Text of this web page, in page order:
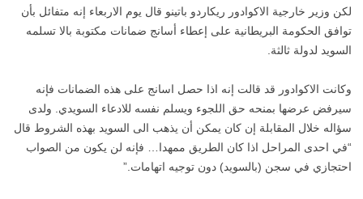
لكن وزير خارجية الاكوادور ريكاردو باتينو قال يوم الاربعاء إنه متفائل بأن
توافق الحكومة البريطانية على إعطاء أسانج ضمانات مكتوبة بالا تسلمه
السويد لدولة ثالثة.
وكانت الاكوادور قد قالت إنه اذا حصل اسانج على هذه الضمانات فإنه
سيرفض عرضها بمنحه حق اللجوء ويسلم نفسه للادعاء السويدي. ولدى
سؤاله خلال المقابلة إن كان يمكن أن يذهب الى السويد بهذه الشروط قال
“في احدى المراحل اذا كان الطريق ممهدا… فإنه لن يكون من الصواب
احتجازي في سجن (بالسويد) دون توجيه اتهامات.”